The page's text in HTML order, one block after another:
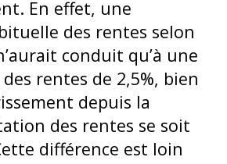
En effet, une
des rentes selon
conduit qu’à une
rentes de 2,5%, bien
depuis la
des rentes se soit
différence est loin